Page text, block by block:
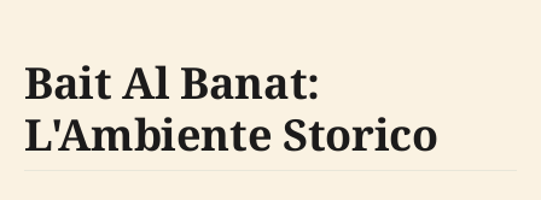
Bait Al Banat:
L'Ambiente Storico